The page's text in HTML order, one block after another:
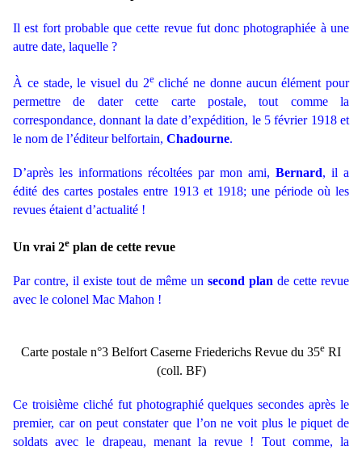
Il est fort probable que cette revue fut donc photographiée à une
autre date, laquelle ?
À ce stade, le visuel du 2ecliché ne donne aucun élément pour
permettre de dater cette carte postale, tout comme la
correspondance, donnant la date d’expédition, le 5 février 1918 et
le nom de l’éditeur belfortain, Chadourne.
D’après les informations récoltées par mon ami, Bernard, il a
édité des cartes postales entre 1913 et 1918; une période où les
revues étaient d’actualité !
Un vrai 2e plan de cette revue
Par contre, il existe tout de même un second plan de cette revue
avec le colonel Mac Mahon !
Carte postale n°3 Belfort Caserne Friederichs Revue du 35e RI
(coll. BF)
Ce troisième cliché fut photographié quelques secondes après le
premier, car on peut constater que l’on ne voit plus le piquet de
soldats avec le drapeau, menant la revue ! Tout comme, la